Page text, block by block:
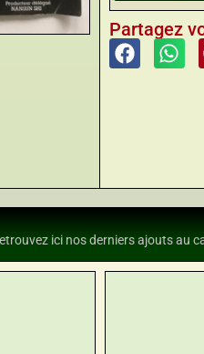
Partagez
ici nos derniers ajouts au